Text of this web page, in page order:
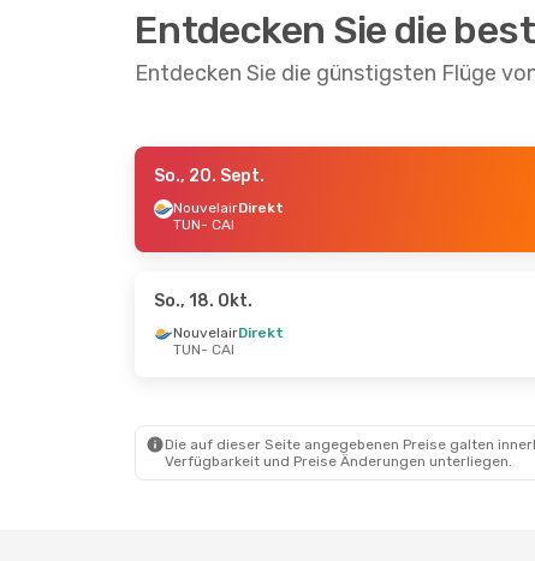
Entdecken Sie die
Entdecken Sie die günstigsten Flüge
- Mi., 23. Sept.
- Mi., 14. Okt.
CAI
- TUN
So., 20. Sept.
NouvelairDirekt
TUN- CAI
So., 18. Okt.
NouvelairDirekt
TUN- CAI
Die auf dieser Seite angegebenen Preise galten
Verfügbarkeit und Preise Änderungen unterliegen.